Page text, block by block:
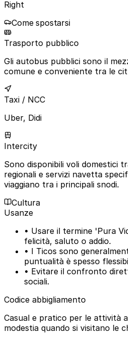
Right
Come spostarsi
Trasporto pubblico
Gli autobus pubblici sono il
comune e conveniente tra le
Taxi / NCC
Uber, Didi
Intercity
Sono disponibili voli domestici
regionali e servizi navetta
viaggiano tra i principali snodi.
Cultura
Usanze
• Usare il termine 'Pura
felicità, saluto o addio.
• I Ticos sono
puntualità è spesso
• Evitare il confronto
sociali.
Codice abbigliamento
Casual e pratico per le attività
modestia quando si visitano le